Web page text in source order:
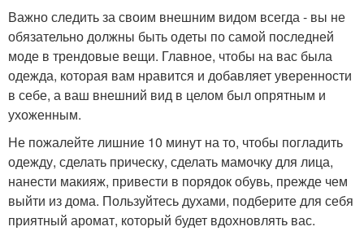
Важно следить за своим внешним видом всегда - вы не
обязательно должны быть одеты по самой последней
моде в трендовые вещи. Главное, чтобы на вас была
одежда, которая вам нравится и добавляет уверенности
в себе, а ваш внешний вид в целом был опрятным и
ухоженным.
Не пожалейте лишние 10 минут на то, чтобы погладить
одежду, сделать прическу, сделать мамочку для лица,
нанести макияж, привести в порядок обувь, прежде чем
выйти из дома. Пользуйтесь духами, подберите для себя
приятный аромат, который будет вдохновлять вас.